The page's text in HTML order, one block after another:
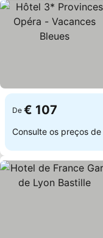
De € 107
Consulte os preços de